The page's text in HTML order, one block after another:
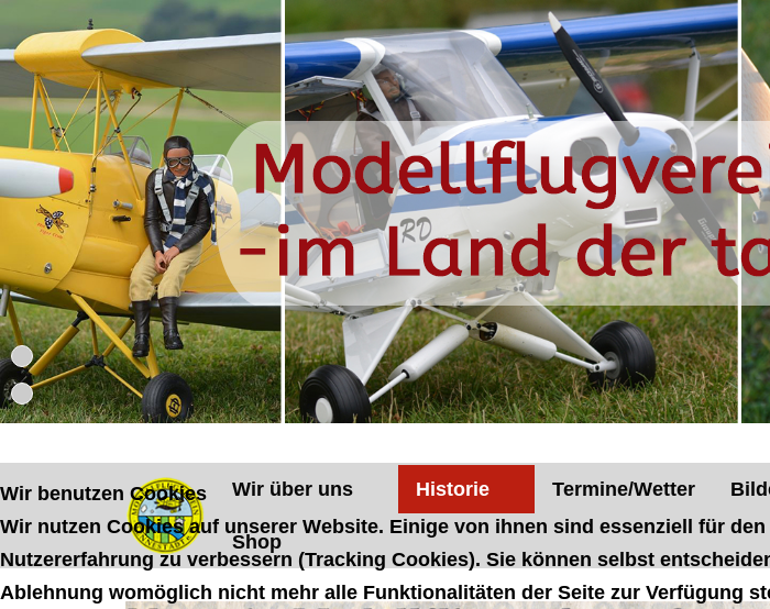
Wir über uns Historie Termine/Wetter
Shop
Wir benutzen Cookies
Wir nutzen Cookies auf unserer Website. Einige von ihnen sind essenziell für
Nutzererfahrung zu verbessern (Tracking Cookies). Sie können selbst
Ablehnung womöglich nicht mehr alle Funktionalitäten der Seite zur Verfügung